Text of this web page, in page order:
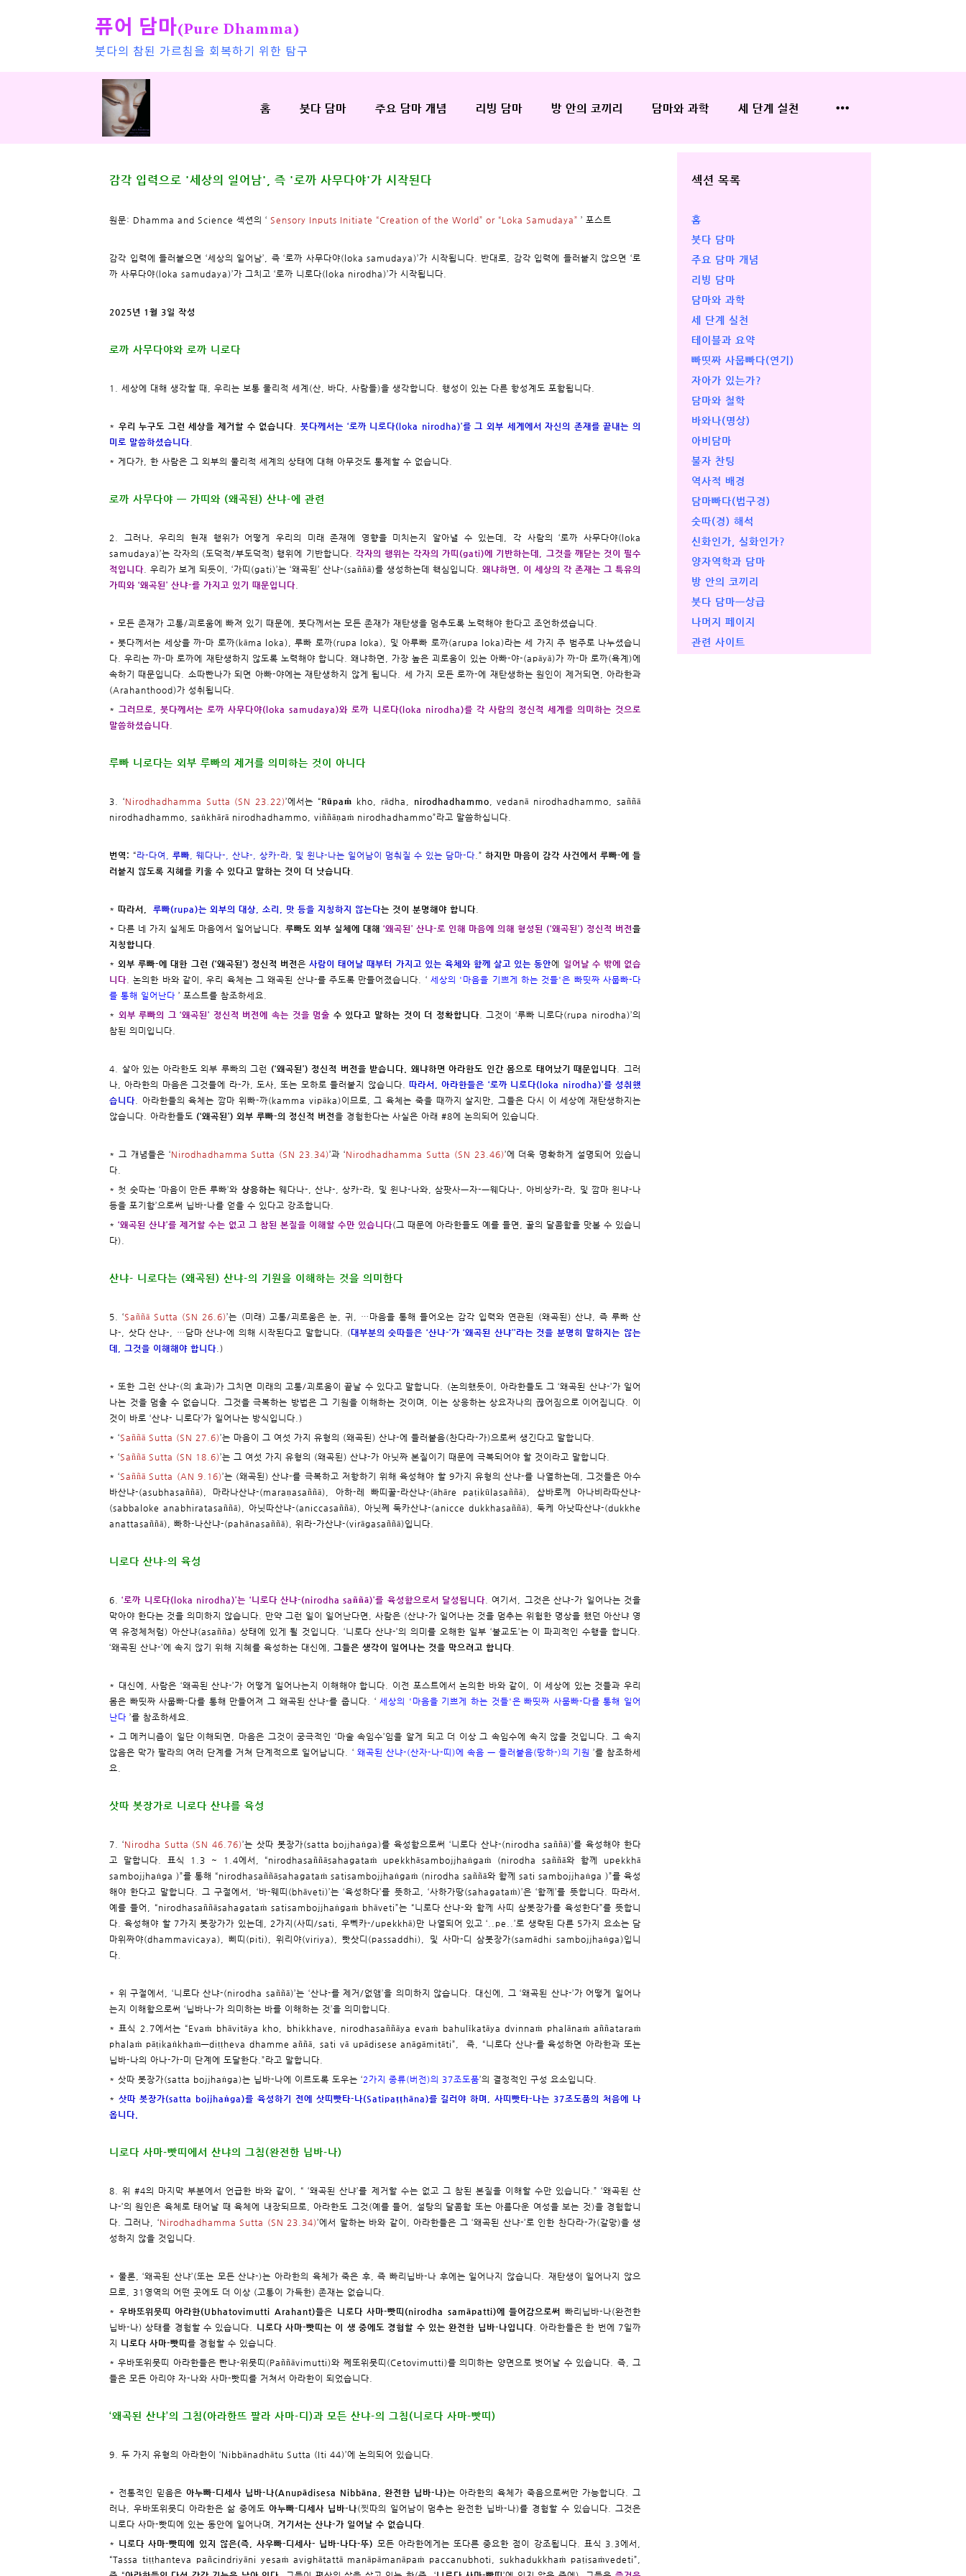
퓨어 담마(Pure Dhamma)
붓다의 참된 가르침을 회복하기 위한 탐구
홈 붓다 담마 주요 담마 개념 리빙 담마 방 안의 코끼리 담마와 과학 세 단계 실천
감각 입력으로 '세상의 일어남', 즉 '로까 사무다야'가 시작된다
원문: Dhamma and Science 섹션의 ‘ Sensory Inputs Initiate “Creation of the World” or “Loka Samudaya” ’ 포스트
감각 입력에 들러붙으면 ‘세상의 일어남’, 즉 ‘로까 사무다야(loka samudaya)’가 시작됩니다. 반대로, 감각 입력에 들러붙지 않으면 ‘로
까 사무다야(loka samudaya)’가 그치고 ‘로까 니로다(loka nirodha)’가 시작됩니다.
2025년 1월 3일 작성
로까 사무다야와 로까 니로다
1. 세상에 대해 생각할 때, 우리는 보통 물리적 세계(산, 바다, 사람들)을 생각합니다. 행성이 있는 다른 항성계도 포함됩니다.
* 우리 누구도 그런 세상을 제거할 수 없습니다
붓다께서는 ‘로까 니로다(loka nirodha)’를 그 외부 세계에서 자신의 존재를 끝내는 의
미로 말씀하셨습니다
* 게다가, 한 사람은 그 외부의 물리적 세계의 상태에 대해 아무것도 통제할 수 없습니다.
로까 사무다야 ㅡ 가띠와 (왜곡된) 산냐-에 관련
2. 그러나, 우리의 현재 행위가 어떻게 우리의 미래 존재에 영향을 미치는지 알아낼 수 있는데, 각 사람의 ‘로까 사무다야(loka
samudaya)’는 각자의 (도덕적/부도덕적) 행위에 기반합니다. 각자의 행위는 각자의 가띠(gati)에 기반하는데, 그것을 깨닫는 것이 필수
적입니다 . 우리가 보게 되듯이, ‘가띠(gati)’는 ‘왜곡된’ 산냐-(saññā)를 생성하는데 핵심입니다. 왜냐하면, 이 세상의 각 존재는 그 특유의
가띠와 ‘왜곡된’ 산냐-를 가지고 있기 때문입니다
* 모든 존재가 고통/괴로움에 빠져 있기 때문에, 붓다께서는 모든 존재가 재탄생을 멈추도록 노력해야 한다고 조언하셨습니다.
* 붓다께서는 세상을 까-마 로까(kāma loka), 루빠 로까(rupa loka), 및 아루빠 로까(arupa loka)라는 세 가지 주 범주로 나누셨습니
다. 우리는 까-마 로까에 재탄생하지 않도록 노력해야 합니다. 왜냐하면, 가장 높은 괴로움이 있는 아빠-야-(apāyā)가 까-마 로까(욕계)에
속하기 때문입니다. 소따빤나가 되면 아빠-야에는 재탄생하지 않게 됩니다. 세 가지 모든 로까-에 재탄생하는 원인이 제거되면, 아라한과
(Arahanthood)가 성취됩니다.
*그러므로, 붓다께서는 로까 사무다야(loka samudaya)와 로까 니로다(loka nirodha)를 각 사람의 정신적 세계를 의미하는 것으로
말씀하셨습니다
루빠 니로다는 외부 루빠의 제거를 의미하는 것이 아니다
3. ‘Nirodhadhamma Sutta (SN 23.22)’에서는 “Rūpaṁ kho, rādha, nirodhadhammo , vedanā nirodhadhammo, saññā
nirodhadhammo, saṅkhārā nirodhadhammo, viññāṇaṁ nirodhadhammo”라고 말씀하십니다.
번역: “라-다여, 루빠 , 웨다나-, 산냐-, 상카-라, 및 윈냐-나는 일어남이 멈춰질 수 있는 담마-다 .” 하지만 마음이 감각 사건에서 루빠-에 들
러붙지 않도록 지혜를 키울 수 있다고 말하는 것이 더 낫습니다
* 따라서, 루빠(rupa)는 외부의 대상, 소리, 맛 등을 지칭하지 않는다는 것이 분명해야 합니다
* 다른 네 가지 실체도 마음에서 일어납니다. 루빠도 외부 실체에 대해 ‘왜곡된’ 산냐-로 인해 마음에 의해 형성된 (‘왜곡된’) 정신적 버전을
지칭합니다
*외부 루빠-에 대한 그런 (‘왜곡된’) 정신적 버전은 사람이 태어날 때부터 가지고 있는 육체와 함께 살고 있는 동안에
일어날 수 밖에 없습
니다 . 논의한 바와 같이, 우리 육체는 그 왜곡된 산냐-를 주도록 만들어졌습니다. ‘ 세상의 '마음을 기쁘게 하는 것들'은 빠띳짜 사뭅빠-다
를 통해 일어난다 ’ 포스트를 참조하세요.
* 외부 루빠의 그 ‘왜곡된’ 정신적 버전에 속는 것을 멈출 수 있다고 말하는 것이 더 정확합니다. 그것이 ‘루빠 니로다(rupa nirodha)’의
참된 의미입니다.
4. 살아 있는 아라한도 외부 루빠의 그런 (‘왜곡된’) 정신적 버전을 받습니다. 왜냐하면 아라한도 인간 몸으로 태어났기 때문입니다 . 그러
나, 아라한의 마음은 그것들에 라-가, 도사, 또는 모하로 들러붙지 않습니다. 따라서, 아라한들은 ‘로까 니로다(loka nirodha)’를 성취했
습니다 . 아라한들의 육체는 깜마 위빠-까(kamma vipāka)이므로, 그 육체는 죽을 때까지 살지만, 그들은 다시 이 세상에 재탄생하지는
않습니다. 아라한들도 (‘왜곡된’) 외부 루빠-의 정신적 버전을 경험한다는 사실은 아래 #8에 논의되어 있습니다.
* 그 개념들은 ‘Nirodhadhamma Sutta (SN 23.34)’과 ‘Nirodhadhamma Sutta (SN 23.46)’에 더욱 명확하게 설명되어 있습니
다.
* 첫 숫따는 ‘마음이 만든 루빠’와 상응하는 웨다나-, 산냐-, 상카-라, 및 윈냐-나와, 삼팟사ㅡ자-ㅡ웨다나-, 아비상카-라, 및 깜마 윈냐-나
등을 포기함’으로써 닙바-나를 얻을 수 있다고 강조합니다.
* ‘왜곡된 산냐’를 제거할 수는 없고 그 참된 본질을 이해할 수만 있습니다(그 때문에 아라한들도 예를 들면, 꿀의 달콤함을 맛볼 수 있습니
다).
산냐- 니로다는 (왜곡된) 산냐-의 기원을 이해하는 것을 의미한다
5. ‘Saññā Sutta (SN 26.6)’는 (미래) 고통/괴로움은 눈, 귀, …마음을 통해 들어오는 감각 입력와 연관된 (왜곡된) 산냐, 즉 루빠 산
냐-, 삿다 산냐-, …담마 산냐-에 의해 시작된다고 말합니다. (대부분의 숫따들은 ‘산냐-’가 ‘왜곡된 산냐’’라는 것을 분명히 말하지는 않는
데, 그것을 이해해야 합니다 .)
* 또한 그런 산냐-(의 효과)가 그치면 미래의 고통/괴로움이 끝날 수 있다고 말합니다. (논의했듯이, 아라한들도 그 ‘왜곡된 산냐-’가 일어
나는 것을 멈출 수 없습니다. 그것을 극복하는 방법은 그 기원을 이해하는 것이며, 이는 상응하는 상요자나의 끊어짐으로 이어집니다. 이
것이 바로 ‘산냐- 니로다’가 일어나는 방식입니다.)
* ‘Saññā Sutta (SN 27.6)’는 마음이 그 여섯 가지 유형의 (왜곡된) 산냐-에 들러붙음(찬다라-가)으로써 생긴다고 말합니다.
* ‘Saññā Sutta (SN 18.6)’는 그 여섯 가지 유형의 (왜곡된) 산냐-가 아닛짜 본질이기 때문에 극복되어야 할 것이라고 말합니다.
* ‘Saññā Sutta (AN 9.16)’는 (왜곡된) 산냐-를 극복하고 저항하기 위해 육성해야 할 9가지 유형의 산냐-를 나열하는데, 그것들은 아수
바산냐-(asubhasaññā), 마라나산냐-(maraṇasaññā), 아하-레 빠띠꿀-라산냐-(āhāre paṭikūlasaññā), 삽바로께 아나비라따산냐-
(sabbaloke anabhiratasaññā), 아닛따산냐-(aniccasaññā), 아닛쩨 둑카산냐-(anicce dukkhasaññā), 둑케 아낫따산냐-(dukkhe
anattasaññā), 빠하-나산냐-(pahānasaññā), 위라-가산냐-(virāgasaññā)입니다.
니로다 산냐-의 육성
6. ‘로까 니로다(loka nirodha)’는 ‘니로다 산냐-(nirodha saññā)’를 육성함으로서 달성됩니다 . 여기서, 그것은 산냐-가 일어나는 것을
막아야 한다는 것을 의미하지 않습니다. 만약 그런 일이 일어난다면, 사람은 (산냐-가 일어나는 것을 멈추는 위험한 명상을 했던 아산냐 영
역 유정체처럼) 아산냐(asañña) 상태에 있게 될 것입니다. ‘니로다 산냐-’의 의미를 오해한 일부 ‘불교도’는 이 파괴적인 수행을 합니다.
‘왜곡된 산냐-’에 속지 않기 위해 지혜를 육성하는 대신에, 그들은 생각이 일어나는 것을 막으려고 합니다
* 대신에, 사람은 ‘왜곡된 산냐-’가 어떻게 일어나는지 이해해야 합니다. 이전 포스트에서 논의한 바와 같이, 이 세상에 있는 것들과 우리
몸은 빠띳짜 사뭅빠-다를 통해 만들어져 그 왜곡된 산냐-를 줍니다. ‘세상의 '마음을 기쁘게 하는 것들'은 빠띳짜 사뭅빠-다를 통해 일어
난다 ’를 참조하세요.
* 그 메커니즘이 일단 이해되면, 마음은 그것이 궁극적인 ‘마술 속임수’임을 알게 되고 더 이상 그 속임수에 속지 않을 것입니다. 그 속지
않음은 막가 팔라의 여러 단계를 거쳐 단계적으로 일어납니다. ‘ 왜곡된 산냐-(산자-나-띠)에 속음 ㅡ 들러붙음(땅하-)의 기원 ’를 참조하세
요.
삿따 봇장가로 니로다 산냐를 육성
7. ‘Nirodha Sutta (SN 46.76)’는 삿따 봇장가(satta bojjhaṅga)를 육성함으로써 ‘니로다 산냐-(nirodha saññā)’를 육성해야 한다
고 말합니다. 표식 1.3 ~ 1.4에서, “nirodhasaññāsahagataṁ upekkhāsambojjhaṅgaṁ (nirodha saññā와 함께 upekkhā
sambojjhaṅga )”를 통해 “nirodhasaññāsahagataṁ satisambojjhaṅgaṁ (nirodha saññā와 함께 sati sambojjhaṅga )”를 육성
해야 한다고 말합니다. 그 구절에서, ‘바-웨띠(bhāveti)’는 ‘육성하다’를 뜻하고, ‘사하가땅(sahagataṁ)’은 ‘함께’를 뜻합니다. 따라서,
예를 들어, “nirodhasaññāsahagataṁ satisambojjhaṅgaṁ bhāveti”는 “니로다 산냐-와 함께 사띠 삼봇장가를 육성한다”를 뜻합니
다. 육성해야 할 7가지 봇장가가 있는데, 2가지(사띠/sati, 우뻭카-/upekkhā)만 나열되어 있고 ‘..pe..’로 생략된 다른 5가지 요소는 담
마위짜야(dhammavicaya), 삐띠(piti), 위리야(viriya), 빳삿디(passaddhi), 및 사마-디 삼봇장가(samādhi sambojjhaṅga)입니
다.
* 위 구절에서, ‘니로다 산냐-(nirodha saññā)’는 ‘산냐-를 제거/없앰’을 의미하지 않습니다. 대신에, 그 ‘왜곡된 산냐-’가 어떻게 일어나
는지 이해함으로써 ‘닙바나-가 의미하는 바를 이해하는 것’을 의미합니다.
* 표식 2.7에서는 “Evaṁ bhāvitāya kho, bhikkhave, nirodhasaññāya evaṁ bahulīkatāya dvinnaṁ phalānaṁ aññataraṁ
phalaṁ pāṭikaṅkhaṁ—diṭṭheva dhamme aññā, sati vā upādisese anāgāmitāti”, 즉, “니로다 산냐-를 육성하면 아라한과 또는
닙바-나의 아나-가-미 단계에 도달한다.”라고 말합니다.
* 삿따 봇장가(satta bojjhaṅga)는 닙바-나에 이르도록 도우는 ‘2가지 종류(버전)의 37조도품’의 결정적인 구성 요소입니다.
* 삿따 봇장가(satta bojjhaṅga)를 육성하기 전에 삿띠빳타-나(Satipaṭṭhāna)를 길러야 하며, 사띠빳타-나는 37조도품의 처음에 나
옵니다.
니로다 사마-빳띠에서 산냐의 그침(완전한 닙바-나)
8. 위 #4의 마지막 부분에서 언급한 바와 같이, “ ‘왜곡된 산냐’를 제거할 수는 없고 그 참된 본질을 이해할 수만 있습니다.” ‘왜곡된 산
냐-’의 원인은 육체로 태어날 때 육체에 내장되므로, 아라한도 그것(예를 들어, 설탕의 달콤함 또는 아름다운 여성을 보는 것)을 경험합니
다. 그러나, ‘Nirodhadhamma Sutta (SN 23.34)’에서 말하는 바와 같이, 아라한들은 그 ‘왜곡된 산냐-’로 인한 찬다라-가(갈망)을 생
성하지 않을 것입니다.
* 물론, ‘왜곡된 산냐’(또는 모든 산냐-)는 아라한의 육체가 죽은 후, 즉 빠리닙바-나 후에는 일어나지 않습니다. 재탄생이 일어나지 않으
므로, 31영역의 어떤 곳에도 더 이상 (고통이 가득한) 존재는 없습니다.
* 우바또위뭇띠 아라한(Ubhatovimutti Arahant)들은 니로다 사마-빳띠(nirodha samāpatti)에 들어감으로써
빠리닙바-나(완전한
닙바-나) 상태를 경험할 수 있습니다. 니로다 사마-빳띠는 이 생 중에도 경험할 수 있는 완전한 닙바-나입니다. 아라한들은 한 번에 7일까
지 니로다 사마-빳띠 를 경험할 수 있습니다.
* 우바또위뭇띠 아라한들은 빤냐-위뭇띠(Paññāvimutti)와 쩨또위뭇띠(Cetovimutti)를 의미하는 양면으로 벗어날 수 있습니다. 즉, 그
들은 모든 아리야 자-나와 사마-빳띠를 거쳐서 아라한이 되었습니다.
‘왜곡된 산냐’의 그침(아라한뜨 팔라 사마-디)과 모든 산냐-의 그침(니로다 사마-빳띠)
9. 두 가지 유형의 아라한이 ‘Nibbānadhātu Sutta (Iti 44)’에 논의되어 있습니다.
* 전통적인 믿음은 아누빠-디세사 닙바-나(Anupādisesa Nibbāna, 완전한 닙바-나)는 아라한의 육체가 죽음으로써만 가능합니다. 그
러나, 우바또위뭇디 아라한은 삶 중에도 아누빠-디세사 닙바-나(찟따의 일어남이 멈추는 완전한 닙바-나)를 경험할 수 있습니다. 그것은
니로다 사마-빳띠에 있는 동안에 일어나며, 거기서는 산냐-가 일어날 수 없습니다
* 니로다 사마-빳띠에 있지 않은(즉, 사우빠-디세사- 닙바-나다-뚜) 모든 아라한에게는 또다른 중요한 점이 강조됩니다. 표식 3.3에서,
“Tassa tiṭṭhanteva pañcindriyāni yesaṁ avighātattā manāpāmanāpaṁ paccanubhoti, sukhadukkhaṁ paṭisaṁvedeti”,
섹션 목록
홈
붓다 담마
주요 담마 개념
리빙 담마
담마와 과학
세 단계 실천
테이블과 요약
빠띳짜 사뭅빠다(연기)
자아가 있는가?
담마와 철학
바와나(명상)
아비담마
불자 찬팅
역사적 배경
담마빠다(법구경)
숫따(경) 해석
신화인가, 실화인가?
양자역학과 담마
방 안의 코끼리
붓다 담마ㅡ상급
나머지 페이지
관련 사이트